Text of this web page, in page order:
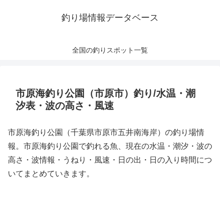
釣り場情報データベース
全国の釣りスポット一覧
市原海釣り公園（市原市）釣り/水温・潮
汐表・波の高さ・風速
市原海釣り公園（千葉県市原市五井南海岸）の釣り場情
報。市原海釣り公園で釣れる魚、現在の水温・潮汐・波の
高さ・波情報・うねり・風速・日の出・日の入り時間につ
いてまとめていきます。